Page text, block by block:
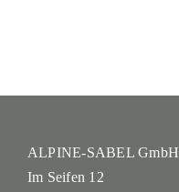
ALPINE-SABEL GmbH
Im Seifen 12